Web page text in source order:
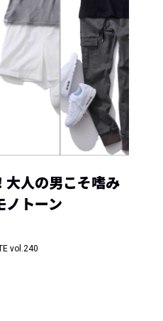
大人の男こそ嗜み
ノトーン
vol.240